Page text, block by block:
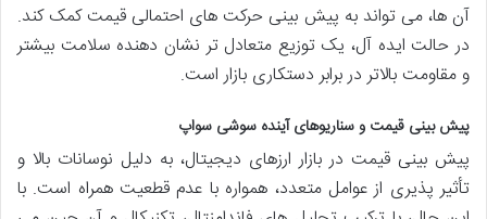
آن ها، می تواند به پیش بینی حرکت های احتمالی قیمت کمک کند.
در حالت ایده آل، یک توزیع متعادل تر نشان دهنده سلامت بیشتر
و مقاومت بالاتر در برابر دستکاری بازار است.
پیش بینی قیمت و سناریوهای آینده سوشی سواپ
پیش بینی قیمت در بازار ارزهای دیجیتال، به دلیل نوسانات بالا و
تأثیر پذیری از عوامل متعدد، همواره با عدم قطعیت همراه است. با